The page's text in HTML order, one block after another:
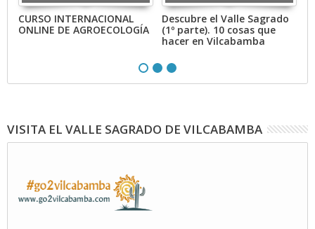
CURSO INTERNACIONAL
ONLINE DE AGROECOLOGÍA
Descubre el Valle Sagrado
(1º parte). 10 cosas que
hacer en Vilcabamba
VISITA EL VALLE SAGRADO DE VILCABAMBA